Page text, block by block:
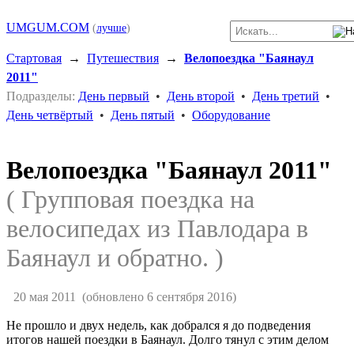
UMGUM.COM (лучше)
Стартовая → Путешествия → Велопоездка "Баянаул
2011"
Подразделы: День первый • День второй • День третий •
День четвёртый • День пятый • Оборудование
Велопоездка "Баянаул 2011"
( Групповая поездка на
велосипедах из Павлодара в
Баянаул и обратно. )
20 мая 2011 (обновлено 6 сентября 2016)
Не прошло и двух недель, как добрался я до подведения
итогов нашей поездки в Баянаул. Долго тянул с этим делом